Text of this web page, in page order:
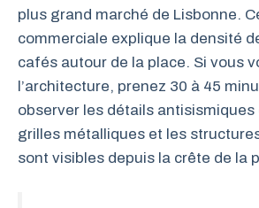
plus grand marché de Lisbonne.
commerciale explique la densité
cafés autour de la place. Si vous
l’architecture, prenez 30 à 45
observer les détails
grilles métalliques et les
sont visibles depuis la crête de la